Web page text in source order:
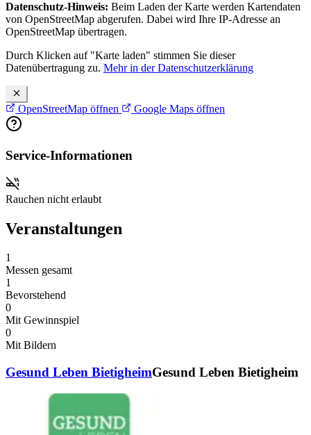
Datenschutz-Hinweis: Beim Laden der Karte werden Kartendaten
von OpenStreetMap abgerufen. Dabei wird Ihre IP-Adresse an
OpenStreetMap übertragen.
Durch Klicken auf "Karte laden" stimmen Sie dieser
Datenübertragung zu. Mehr in der Datenschutzerklärung
OpenStreetMap öffnen Google Maps öffnen
Service-Informationen
Rauchen nicht erlaubt
Veranstaltungen
1
Messen gesamt
1
Bevorstehend
0
Mit Gewinnspiel
0
Mit Bildern
Gesund Leben BietigheimGesund Leben Bietigheim